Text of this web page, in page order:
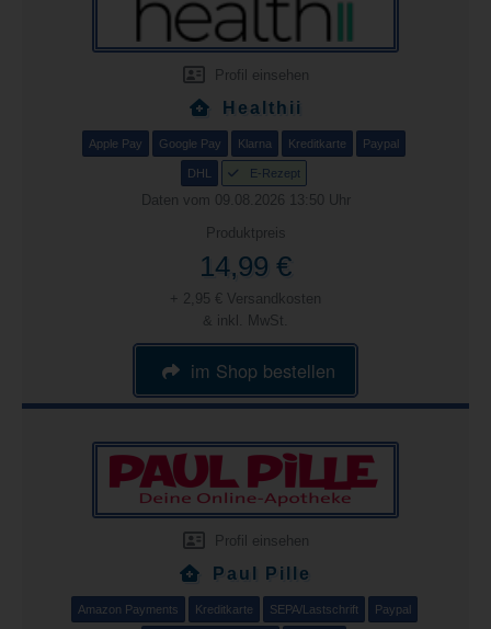
Profil einsehen
Healthii
Apple Pay Google Pay Klarna Kreditkarte Paypal
DHL E-Rezept
Daten vom 09.08.2026 13:50 Uhr
Produktpreis
14,99 €
+ 2,95 € Versandkosten
& inkl. MwSt.
im Shop bestellen
Profil einsehen
Paul Pille
Amazon Payments Kreditkarte SEPA/Lastschrift Paypal